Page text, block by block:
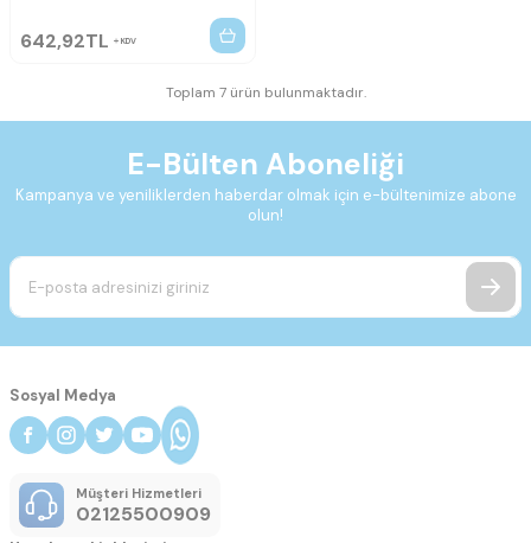
642,92TL KDV
Toplam 7 ürün bulunmaktadır.
E-Bülten Aboneliği
Kampanya ve yeniliklerden haberdar olmak için e-bültenimize abone
olun!
Sosyal Medya
Müşteri Hizmetleri
02125500909